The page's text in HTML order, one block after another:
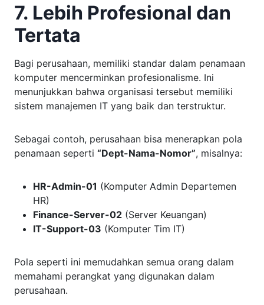
7. Lebih Profesional dan
Tertata
Bagi perusahaan, memiliki standar dalam penamaan
komputer mencerminkan profesionalisme. Ini
menunjukkan bahwa organisasi tersebut memiliki
sistem manajemen IT yang baik dan terstruktur.
Sebagai contoh, perusahaan bisa menerapkan pola
penamaan seperti “Dept-Nama-Nomor”, misalnya:
HR-Admin-01 (Komputer Admin Departemen
HR)
Finance-Server-02 (Server Keuangan)
IT-Support-03 (Komputer Tim IT)
Pola seperti ini memudahkan semua orang dalam
memahami perangkat yang digunakan dalam
perusahaan.